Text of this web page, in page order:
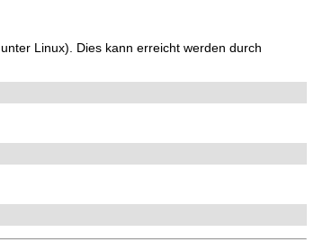
unter Linux). Dies kann erreicht werden durch